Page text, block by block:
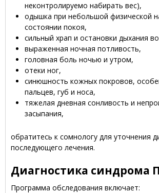
неконтролируемо набирать вес),
одышка при небольшой физической
состоянии покоя,
сильный храп и остановки дыхания
выраженная ночная потливость,
головная боль ночью и утром,
отеки ног,
синюшность кожных покровов,
пальцев, губ и носа,
тяжелая дневная сонливость и
засыпания,
обратитесь к сомнологу для уточнения
последующего лечения.
Диагностика синдрома
Программа обследования включает: